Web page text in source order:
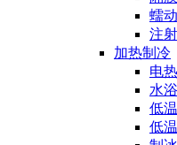
蠕
注
加热制冷
电
水
低
低